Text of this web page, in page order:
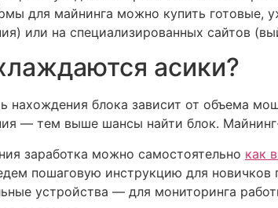
для майнинга можно купить готовые,
или на специализированных сайтов
асики?
нахождения блока зависит от объема
— тем выше шансы найти блок.
заработка можно самостоятельно как
пошаговую инструкцию для
устройства — для мониторинга